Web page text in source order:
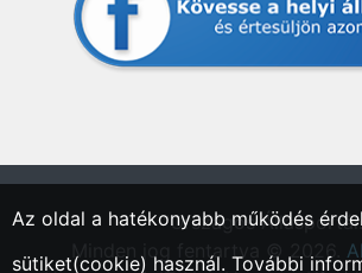
"Országos
Minden jog fentartva © 2026.
Az oldal a hatékonyabb működés
sütiket(cookie) használ. További